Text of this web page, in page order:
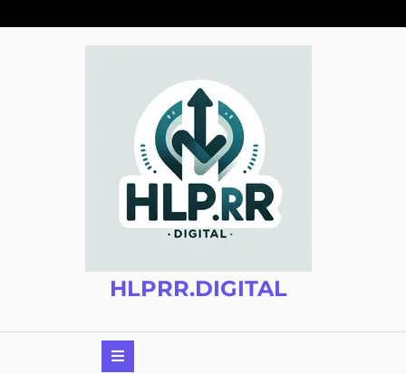
Inhalt
HLPRR.DIGITAL